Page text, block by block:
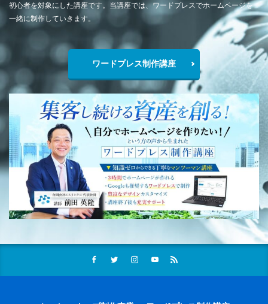
初心者を対象にした講座です。当講座では、ワードプレスでホームページを
一緒に制作していきます。
ワードプレス制作講座